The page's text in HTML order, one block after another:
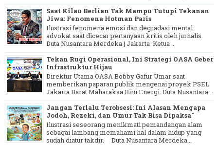
Saat Kilau Berlian Tak Mampu Tutupi Tekanan
Jiwa: Fenomena Hotman Paris
Ilustrasi fenomena emosi dan degradasi mental
advokat saat dicecar pertanyaan kritis oleh jurnalis.
Duta Nusantara Merdeka | Jakarta Ketua ...
Tekan Rugi Operasional, Ini Strategi OASA Geber
Infrastruktur Hijau
Direktur Utama OASA Bobby Gafur Umar saat
memberikan paparan publik mengenai proyek PSEL
Jakarta Barat Maharaksa Biru Energi. Duta Nusantara...
Jangan Terlalu Terobsesi: Ini Alasan Mengapa
Jodoh, Rezeki, dan Umur Tak Bisa Dipaksa"
Ilustrasi seseorang menikmati pemandangan alam
sebagai lambang memahami hal dalam hidup yang
sudah diatur takdir. Duta Nusantara Merdeka...